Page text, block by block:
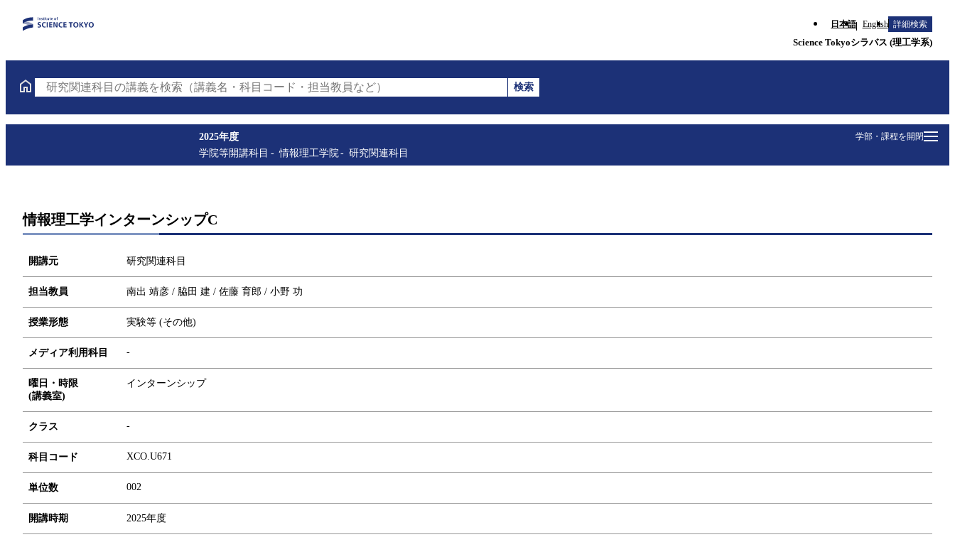
日本語 English 詳細検索
Science Tokyoシラバス (理工学系)
研究関連科目の講義を検索（講義名・科目コード・担当教員など）
検索
学部・課程を開閉
2025年度
学院等開講科目
情報理工学院 研究関連科目
情報理工学インターンシップC
開講元 研究関連科目
担当教員 南出 靖彦 / 脇田 建 / 佐藤 育郎 / 小野 功
授業形態 実験等 (その他)
メディア利用科目 -
曜日・時限
(講義室)
インターンシップ
クラス -
科目コード XCO.U671
単位数 002
開講時期 2025年度